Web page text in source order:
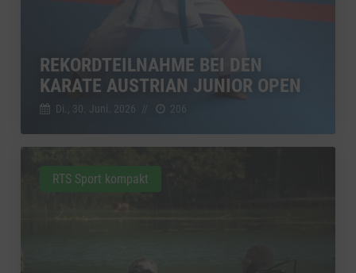
REKORDTEILNAHME BEI DEN
KARATE AUSTRIAN JUNIOR OPEN
Di., 30. Juni. 2026 // 206
RTS Sport kompakt